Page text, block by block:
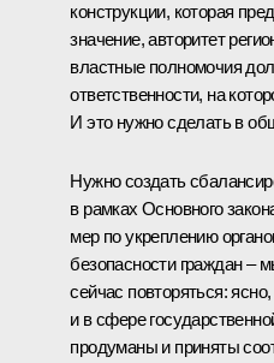
конструкции, которая
значение, авторитет
властные полномочия
ответственности, на
И это нужно сделать в
Нужно создать
в рамках Основного
мер по укреплению
безопасности граждан –
сейчас повторяться:
и в сфере
продуманы и приняты